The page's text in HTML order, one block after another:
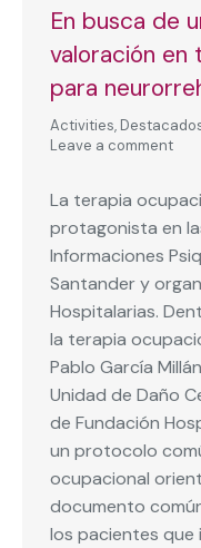
En busca de
valoración en
para
Activities,
Leave a comment
La terapia
protagonista en
Informaciones
Santander y
Hospitalarias.
la terapia
Pablo García
Unidad de Daño
de Fundación
un protocolo
ocupacional
documento
los pacientes